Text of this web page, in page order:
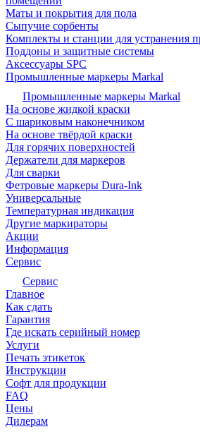
Маты и покрытия для пола
Сыпучие сорбенты
Комплекты и станции для устранения
Поддоны и защитные системы
Аксессуары SPC
Промышленные маркеры Markal
Промышленные маркеры Markal
На основе жидкой краски
С шариковым наконечником
На основе твёрдой краски
Для горячих поверхностей
Держатели для маркеров
Для сварки
Фетровые маркеры Dura-Ink
Универсальные
Температурная индикация
Другие маркираторы
Акции
Информация
Сервис
Сервис
Главное
Как сдать
Гарантия
Где искать серийный номер
Услуги
Печать этикеток
Инструкции
Софт для продукции
FAQ
Цены
Дилерам